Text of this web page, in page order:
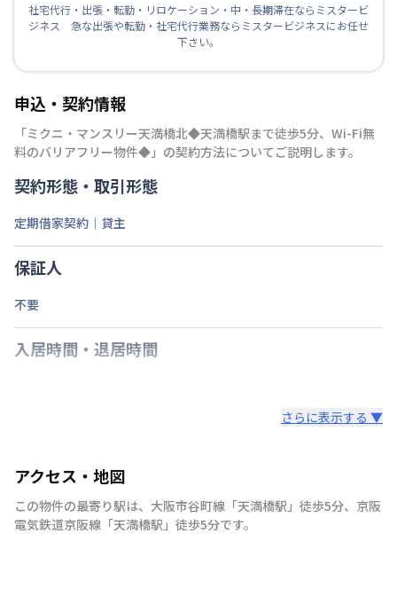
社宅代行・出張・転勤・リロケーション・中・長期滞在ならミスタービ
ジネス 急な出張や転勤・社宅代行業務ならミスタービジネスにお任せ
下さい。
申込・契約情報
「ミクニ・マンスリー天満橋北◆天満橋駅まで徒歩5分、Wi-Fi無
料のバリアフリー物件◆ 」の契約方法についてご説明します。
契約形態・取引形態
定期借家契約｜貸主
保証人
不要
入居時間・退居時間
さらに表示する ▼
アクセス・地図
この物件の最寄り駅は、 大阪市谷町線 「天満橋駅 」 徒歩5分、 京阪
電気鉄道京阪線 「天満橋駅 」 徒歩5分です。